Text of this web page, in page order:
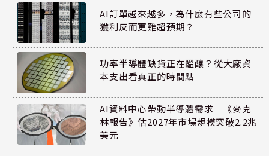
AI訂單越來越多，為什麼有些公司的
獲利反而更難超預期？
功率半導體缺貨正在醞釀？從大廠資
本支出看真正的時間點
AI資料中心帶動半導體需求 《麥克
林報告》估2027年市場規模突破2.2兆
美元